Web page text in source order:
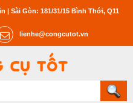
| Sài Gòn: 181/31/15 Bình Thới, Q11
lienhe@congcutot.vn